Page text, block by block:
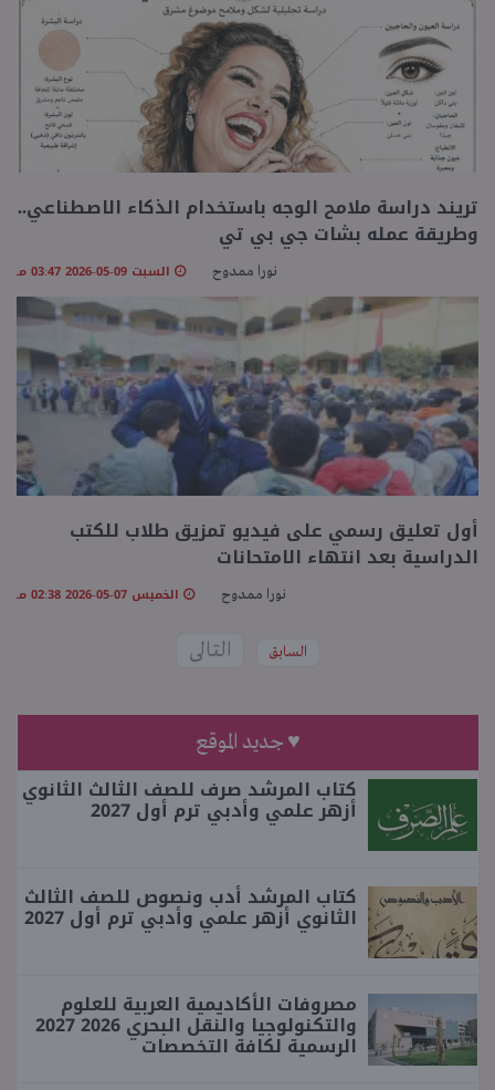
تريند دراسة ملامح الوجه باستخدام الذكاء الاصطناعي..
وطريقة عمله بشات جي بي تي
نورا ممدوح السبت 09-05-2026 03:47 مـ
أول تعليق رسمي على فيديو تمزيق طلاب للكتب
الدراسية بعد انتهاء الامتحانات
نورا ممدوح الخميس 07-05-2026 02:38 مـ
السابق التالى
♥ جديد الموقع
كتاب المرشد صرف للصف الثالث الثانوي
أزهر علمي وأدبي ترم أول 2027
كتاب المرشد أدب ونصوص للصف الثالث
الثانوي أزهر علمي وأدبي ترم أول 2027
مصروفات الأكاديمية العربية للعلوم
والتكنولوجيا والنقل البحري 2026 2027
الرسمية لكافة التخصصات